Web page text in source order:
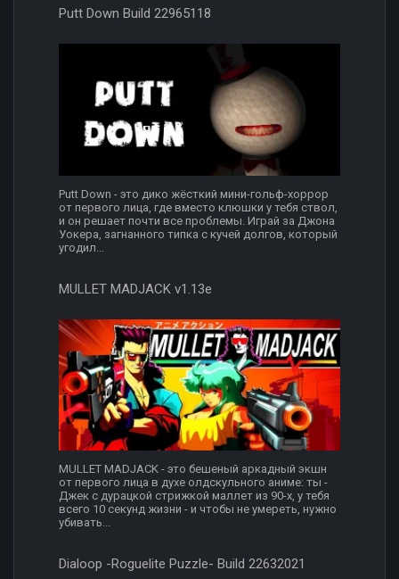
Putt Down Build 22965118
Putt Down - это дико жёсткий мини-гольф-хоррор
от первого лица, где вместо клюшки у тебя ствол,
и он решает почти все проблемы. Играй за Джона
Уокера, загнанного типка с кучей долгов, который
угодил...
MULLET MADJACK v1.13e
MULLET MADJACK - это бешеный аркадный экшн
от первого лица в духе олдскульного аниме: ты -
Джек с дурацкой стрижкой маллет из 90-х, у тебя
всего 10 секунд жизни - и чтобы не умереть, нужно
убивать...
Dialoop -Roguelite Puzzle- Build 22632021